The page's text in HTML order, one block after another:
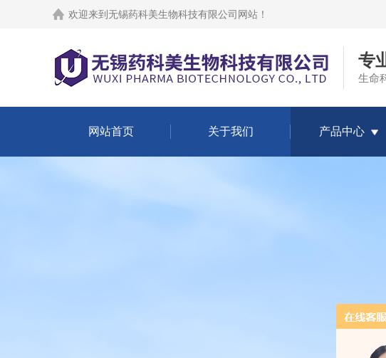
欢迎来到 无锡药科美生物科技有限公司网站 ！
专
生命
网站首页 关于我们 产品中心